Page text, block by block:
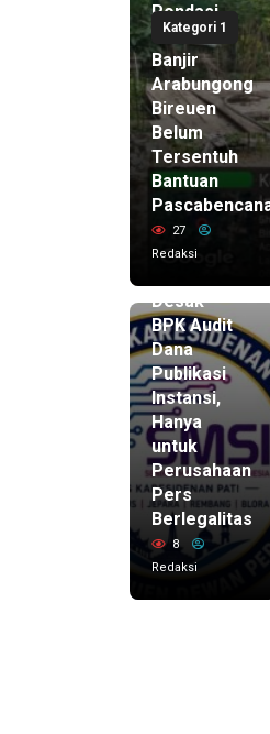
Kategori 1
Pondasi,
Korban
Banjir
Arabungong
Bireuen
Belum
Tersentuh
Bantuan
27
Redaksi
22 jam lalu
SMSI Eks
Karesidenan
Desak
BPK Audit
Dana
Publikasi
Instansi,
Hanya
untuk
Perusahaan
Pers
Berlegalitas
8
Redaksi